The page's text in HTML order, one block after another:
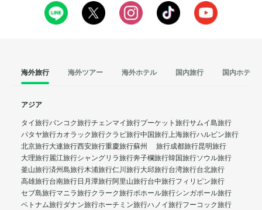
海外旅行 海外ツアー 海外ホテル 国内旅行 国内ホテル
アジア
タイ旅行バンコク旅行チェンマイ旅行プーケット旅行サムイ島旅行
パタヤ旅行カオラック旅行クラビ旅行中国旅行上海旅行ハルビン旅行
北京旅行大連旅行西安旅行重慶旅行蘇州 旅行成都旅行昆明旅行
大理旅行麗江旅行シャングリラ旅行奔子欄旅行韓国旅行ソウル旅行
釜山旅行済州島旅行木浦旅行仁川旅行大邱旅行台湾旅行台北旅行
高雄旅行台南旅行日月潭旅行阿里山旅行台中旅行フィリピン旅行
セブ島旅行マニラ旅行クラーク旅行ボホール旅行シンガポール旅行
ベトナム旅行ダナン旅行ホーチミン旅行ハノイ旅行フーコック旅行